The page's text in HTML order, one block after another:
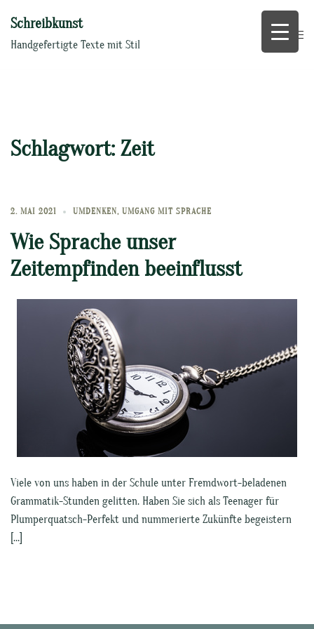
Inhalt
springen
Schreibkunst
Handgefertigte Texte mit Stil
Schlagwort: Zeit
2. MAI 2021 UMDENKEN, UMGANG MIT SPRACHE
Wie Sprache unser
Zeitempfinden beeinflusst
Viele von uns haben in der Schule unter Fremdwort-beladenen
Grammatik-Stunden gelitten. Haben Sie sich als Teenager für
Plumperquatsch-Perfekt und nummerierte Zukünfte begeistern
[…]